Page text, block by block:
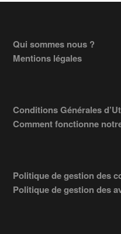
Footer
Qui sommes nous ?
Mentions légales
Conditions Générales
Comment fonctionne
Politique de gestion des
Politique de gestion des